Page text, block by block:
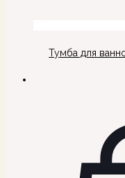
Тумба для